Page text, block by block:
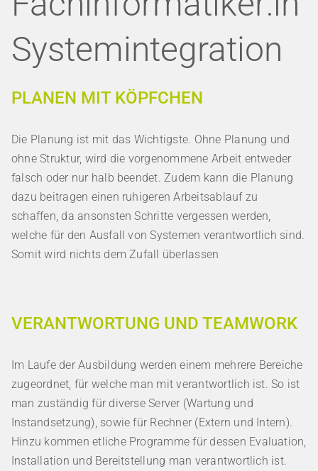
ÜBER UNS
MEDIEN
DATENSCHUTZ
Systemintegration
PLANEN MIT KÖPFCHEN
Die Planung ist mit das Wichtigste. Ohne Planung und
ohne Struktur, wird die vorgenommene Arbeit entweder
falsch oder nur halb beendet. Zudem kann die Planung
dazu beitragen einen ruhigeren Arbeitsablauf zu
schaffen, da ansonsten Schritte vergessen werden,
welche für den Ausfall von Systemen verantwortlich sind.
Somit wird nichts dem Zufall überlassen
VERANTWORTUNG UND TEAMWORK
Im Laufe der Ausbildung werden einem mehrere Bereiche
zugeordnet, für welche man mit verantwortlich ist. So ist
man zuständig für diverse Server (Wartung und
Instandsetzung), sowie für Rechner (Extern und Intern).
Hinzu kommen etliche Programme für dessen Evaluation,
Installation und Bereitstellung man verantwortlich ist.